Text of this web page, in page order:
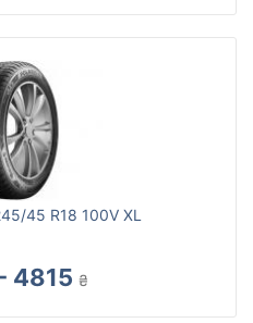
45 R18 100V XL
4815 ₴